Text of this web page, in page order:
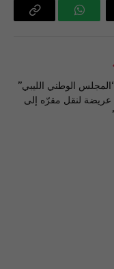
واتساب Copy
الوطني الليبي”
عريضة لنقل مقرّه إلى